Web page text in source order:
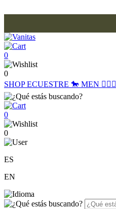
0
0
SHOPECUESTRE 🐎 MEN 🙋🏽‍♂️
0
0
ES
EN